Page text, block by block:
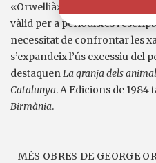
«Orwellià» és encara avui un
vàlid per a periodistes i
necessitat de confrontar les
s’expandeix l’ús excessiu del
destaquenLa granja dels
Catalunya. A Edicions de 1984
Birmània.
MÉS OBRES DE GEORGE